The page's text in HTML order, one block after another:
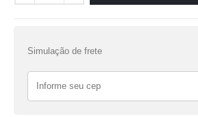
Simulação de frete